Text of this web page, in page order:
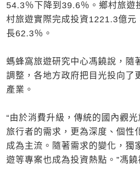
54.3％下降到39.6％。鄉村旅遊
村旅遊實際完成投資1221.3億元
長62.3％。
螞蜂窩旅遊研究中心馮饒說，隨
調整，各地方政府把目光投向了
產業。
“由於消費升級，傳統的國內觀
旅行者的需求，更為深度、個性
成為主流。隨著需求的變化，獨
遊等專案也成為投資熱點。”馮饒